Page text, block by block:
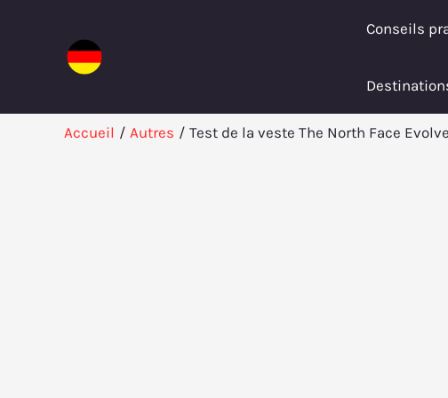
Conseils
Accueil Autres Test de la veste The North Face